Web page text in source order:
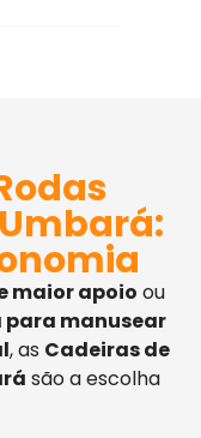
maior apoio ou
manusear
, as Cadeiras de
são a escolha